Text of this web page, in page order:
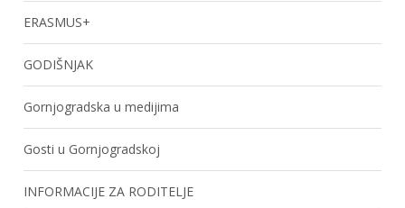
ERASMUS+
GODIŠNJAK
Gornjogradska u medijima
Gosti u Gornjogradskoj
INFORMACIJE ZA RODITELJE